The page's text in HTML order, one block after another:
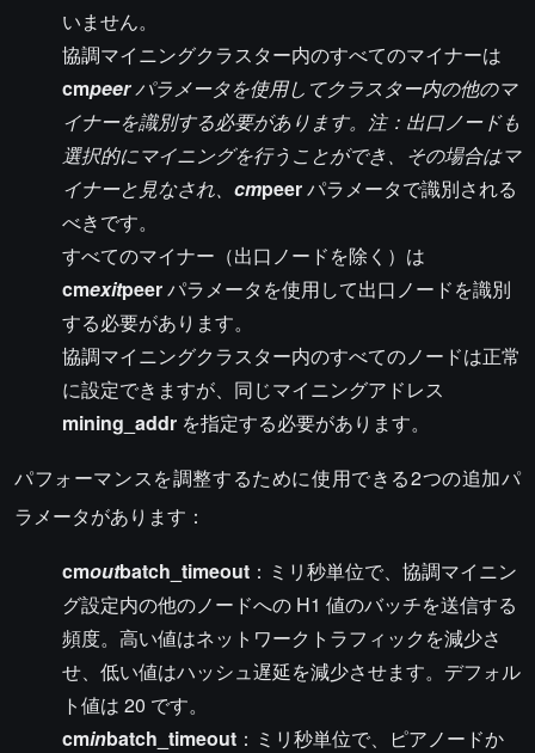
いません。
協調マイニングクラスター内のすべてのマイナーは
cmpeerパラメータを使用してクラスター内の他のマ
イナーを識別する必要があります。注：出口ノードも
選択的にマイニングを行うことができ、その場合はマ
イナーと見なされ、 cmpeerパラメータで識別される
べきです。
すべてのマイナー（出口ノードを除く）は
cmexitpeerパラメータを使用して出口ノードを識別
する必要があります。
協調マイニングクラスター内のすべてのノードは正常
に設定できますが、同じマイニングアドレス
mining_addr を指定する必要があります。
パフォーマンスを調整するために使用できる2つの追加パ
ラメータがあります：
cmoutbatch_timeout ：ミリ秒単位で、協調マイニン
グ設定内の他のノードへの H1 値のバッチを送信する
頻度。高い値はネットワークトラフィックを減少さ
せ、低い値はハッシュ遅延を減少させます。デフォル
ト値は 20 です。
cminbatch_timeout ：ミリ秒単位で、ピアノードか